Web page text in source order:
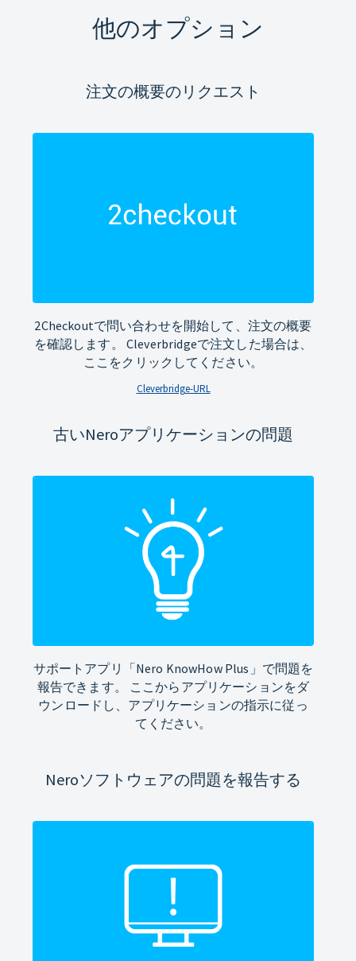
他のオプション
注文の概要のリクエスト
2Checkoutで問い合わせを開始して、注文の概要
を確認します。 Cleverbridgeで注文した場合は、
ここをクリックしてください。
Cleverbridge-URL
古いNeroアプリケーションの問題
サポートアプリ「Nero KnowHow Plus」で問題を
報告できます。 ここからアプリケーションをダ
ウンロードし、アプリケーションの指示に従っ
てください。
Neroソフトウェアの問題を報告する